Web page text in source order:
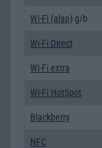
Wi-Fi (alap) g/b
Wi-Fi Direct
Wi-Fi extra
Wi-Fi HotSpot
Blackberry
NFC